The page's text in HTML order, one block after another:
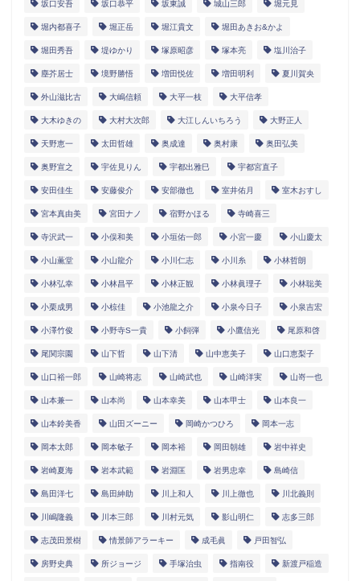
坂口安吾 坂口恭平 坂東誠 城山三郎 堀元見
堀内都喜子 堀正岳 堀江貴文 堀田あきお&かよ
堀田秀吾 堤ゆかり 塚原昭彦 塚本亮 塩川治子
塵芥居士 境野勝悟 増田悦佐 増田明利 夏川賀央
外山滋比古 大嶋信頼 大平一枝 大平信孝
大木ゆきの 大村大次郎 大江しんいちろう 大野正人
天野恵一 太田哲雄 奥成達 奥村康 奥田弘美
奥野宣之 宇佐見りん 宇都出雅巳 宇都宮直子
安田佳生 安藤俊介 安部徹也 室井佑月 室木おすし
宮本真由美 宮田ナノ 宿野かほる 寺崎喜三
寺沢武一 小俣和美 小垣佑一郎 小宮一慶 小山慶太
小山薫堂 小山龍介 小川仁志 小川糸 小林哲朗
小林弘幸 小林昌平 小林正観 小林眞理子 小林聡美
小栗成男 小椋佳 小池龍之介 小泉今日子 小泉吉宏
小澤竹俊 小野寺S一貴 小飼弾 小鷹信光 尾原和啓
尾関宗園 山下哲 山下清 山中恵美子 山口恵梨子
山口裕一郎 山崎将志 山崎武也 山崎洋実 山嵜一也
山本兼一 山本尚 山本幸美 山本甲士 山本良一
山本鈴美香 山田ズーニー 岡崎かつひろ 岡本一志
岡本太郎 岡本敏子 岡本裕 岡田朝雄 岩中祥史
岩崎夏海 岩本武範 岩淵匡 岩男忠幸 島崎信
島田洋七 島田紳助 川上和人 川上徹也 川北義則
川嶋隆義 川本三郎 川村元気 影山明仁 志多三郎
志茂田景樹 情景師アラーキー 成毛眞 戸田智弘
房野史典 所ジョージ 手塚治虫 指南役 新渡戸稲造